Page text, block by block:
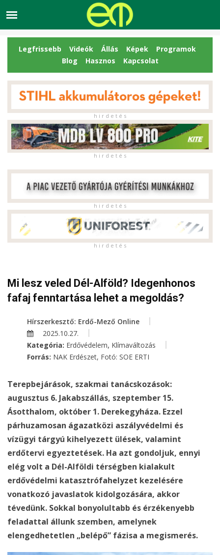
Legfrissebb Videók Állás Képek
Programok
Blog
Hasznos Kapcsolat
h i r d e t é s
h i r d e t é s
h i r d e t é s
h i r d e t é s
Mi lesz veled Dél-Alföld? Idegenhonos
fafaj fenntartása lehet a megoldás?
Hírszerkesztő: Erdő-Mező Online
2025.10.27.
Kategória: Erdővédelem, Klímaváltozás
Forrás: NAK Erdészet, Fotó: SOE ERTI
Terepbejárások, szakmai tanácskozások:
augusztus 6. Jakabszállás, szeptember 15.
Ásotthalom, október 1. Derekegyháza. Ezzel
párhuzamosan ágazatközi aszályvédelmi és
vízügyi tárgyú kihelyezett ülések, valamint
erdőtervi egyeztetések. Ha azt gondoljuk, ennyi
elég volt a Dél-Alföldi térségben kialakult
erdővédelmi katasztrófahelyzet kezelésére
vonatkozó javaslatok kidolgozására, akkor
tévedünk. Sokkal bonyolultabb és érzékenyebb
feladattal állunk szemben, amelynek
elengedhetetlen „belépő” fázisa a megismerés.